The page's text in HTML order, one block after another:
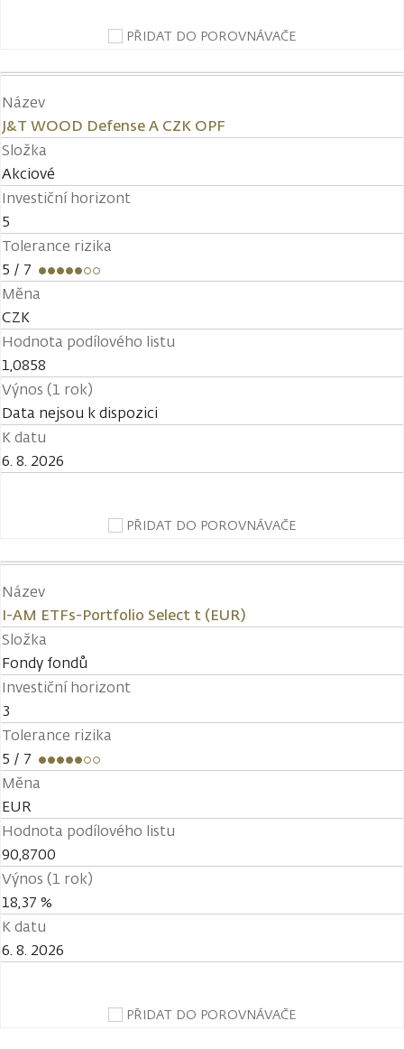
PŘIDAT DO POROVNÁVAČE
Název
J&T WOOD Defense A CZK OPF
Složka
Akciové
Investiční horizont
5
Tolerance rizika
5 / 7
Měna
CZK
Hodnota podílového listu
1,0858
Výnos (1 rok)
Data nejsou k dispozici
K datu
6. 8. 2026
PŘIDAT DO POROVNÁVAČE
Název
I-AM ETFs-Portfolio Select t (EUR)
Složka
Fondy fondů
Investiční horizont
3
Tolerance rizika
5 / 7
Měna
EUR
Hodnota podílového listu
90,8700
Výnos (1 rok)
18,37 %
K datu
6. 8. 2026
PŘIDAT DO POROVNÁVAČE